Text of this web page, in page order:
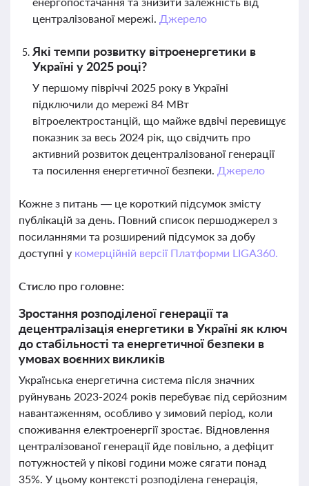
централізованої мережі. Джерело
Які темпи розвитку вітроенергетики в
Україні у 2025 році?
У першому півріччі 2025 року в Україні
підключили до мережі 84 МВт
вітроелектростанцій, що майже вдвічі перевищує
показник за весь 2024 рік, що свідчить про
активний розвиток децентралізованої генерації
та посилення енергетичної безпеки. Джерело
Кожне з питань — це короткий підсумок змісту
публікацій за день. Повний список першоджерел з
посиланнями та розширений підсумок за добу
доступні у комерційній версії Платформи LIGA360.
Стисло про головне:
Зростання розподіленої генерації та
децентралізація енергетики в Україні як ключ
до стабільності та енергетичної безпеки в
умовах воєнних викликів
Українська енергетична система після значних
руйнувань 2023-2024 років перебуває під серйозним
навантаженням, особливо у зимовий період, коли
споживання електроенергії зростає. Відновлення
централізованої генерації йде повільно, а дефіцит
потужностей у пікові години може сягати понад
35%. У цьому контексті розподілена генерація,